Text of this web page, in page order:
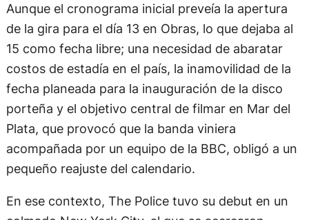
Aunque el cronograma inicial preveía la apertura
de la gira para el día 13 en Obras, lo que dejaba al
15 como fecha libre; una necesidad de abaratar
costos de estadía en el país, la inamovilidad de la
fecha planeada para la inauguración de la disco
porteña y el objetivo central de filmar en Mar del
Plata, que provocó que la banda viniera
acompañada por un equipo de la BBC, obligó a un
pequeño reajuste del calendario.
En ese contexto, The Police tuvo su debut en un